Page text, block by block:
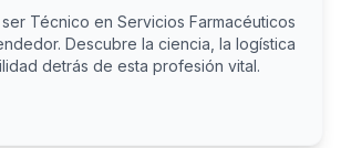
Técnico en Servicios Farmacéuticos
Descubre la ciencia, la logística
detrás de esta profesión vital.